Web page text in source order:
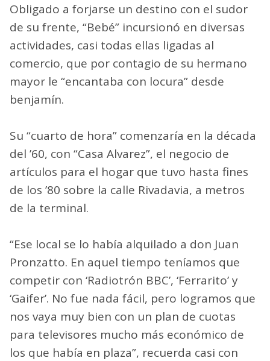
Obligado a forjarse un destino con el sudor
de su frente, “Bebé” incursionó en diversas
actividades, casi todas ellas ligadas al
comercio, que por contagio de su hermano
mayor le “encantaba con locura” desde
benjamín.
Su “cuarto de hora” comenzaría en la década
del ’60, con “Casa Alvarez”, el negocio de
artículos para el hogar que tuvo hasta fines
de los ’80 sobre la calle Rivadavia, a metros
de la terminal.
“Ese local se lo había alquilado a don Juan
Pronzatto. En aquel tiempo teníamos que
competir con ‘Radiotrón BBC’, ‘Ferrarito’ y
‘Gaifer’. No fue nada fácil, pero logramos que
nos vaya muy bien con un plan de cuotas
para televisores mucho más económico de
los que había en plaza”, recuerda casi con